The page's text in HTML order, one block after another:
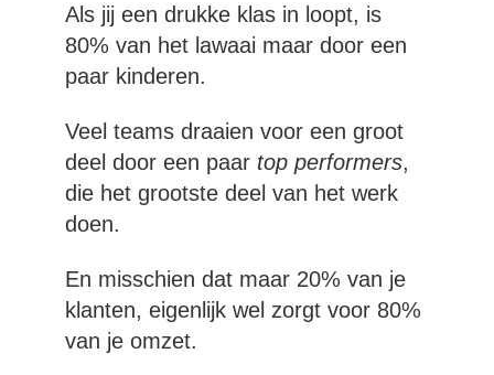
Als jij een drukke klas in loopt, is
80% van het lawaai maar door een
paar kinderen.
Veel teams draaien voor een groot
deel door een paar top performers,
die het grootste deel van het werk
doen.
En misschien dat maar 20% van je
klanten, eigenlijk wel zorgt voor 80%
van je omzet.